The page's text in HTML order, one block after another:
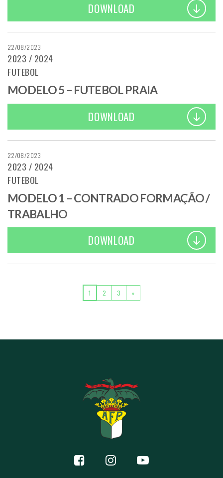
DOWNLOAD
22/08/2023
2023 / 2024
FUTEBOL
MODELO 5 – FUTEBOL PRAIA
DOWNLOAD
22/08/2023
2023 / 2024
FUTEBOL
MODELO 1 – CONTRADO FORMAÇÃO /
TRABALHO
DOWNLOAD
POSTS NAVIGATION
1 2 3 »